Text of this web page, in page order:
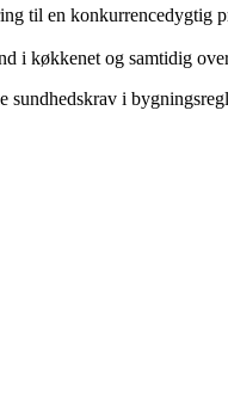
til en konkurrencedygtig
i køkkenet og samtidig
i